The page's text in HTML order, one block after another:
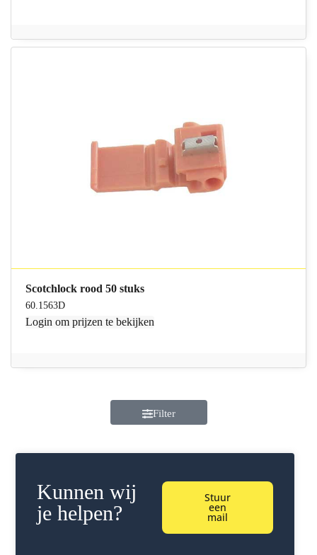
Scotchlock rood 50 stuks
60.1563D
Login om prijzen te bekijken
Filter
Kunnen wij
je helpen?
Stuur
een
mail